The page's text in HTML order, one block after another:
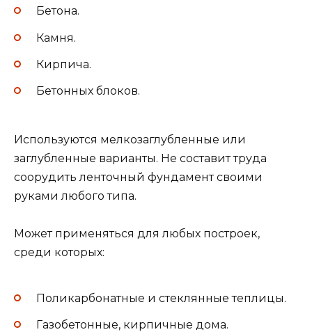
Бетона.
Камня.
Кирпича.
Бетонных блоков.
Используются мелкозаглубленные или
заглубленные варианты. Не составит труда
соорудить ленточный фундамент своими
руками любого типа.
Может применяться для любых построек,
среди которых:
Поликарбонатные и стеклянные теплицы.
Газобетонные, кирпичные дома.